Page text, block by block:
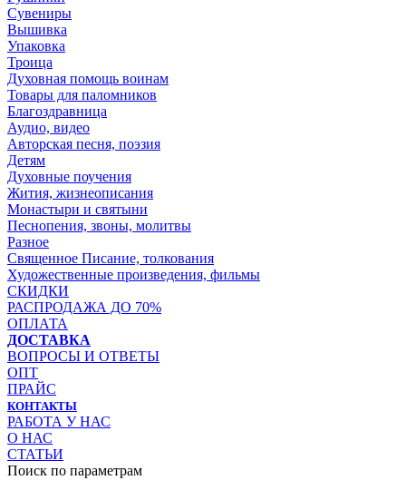
Сувениры
Вышивка
Упаковка
Троица
Духовная помощь воинам
Товары для паломников
Благоздравница
Аудио, видео
Авторская песня, поэзия
Детям
Духовные поучения
Жития, жизнеописания
Монастыри и святыни
Песнопения, звоны, молитвы
Разное
Священное Писание, толкования
Художественные произведения, фильмы
СКИДКИ
РАСПРОДАЖА ДО 70%
ОПЛАТА
ДОСТАВКА
ВОПРОСЫ И ОТВЕТЫ
ОПТ
ПРАЙС
КОНТАКТЫ
РАБОТА У НАС
О НАС
СТАТЬИ
Поиск по параметрам